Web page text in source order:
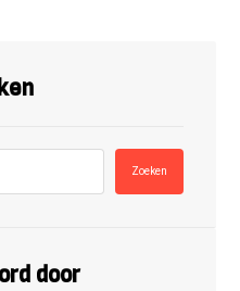
Zoeken
door